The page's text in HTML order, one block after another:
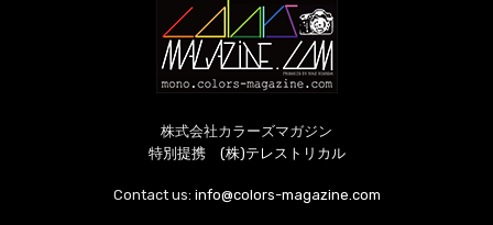
株式会社カラーズマガジン
特別提携 (株)テレストリカル
Contact us: info@colors-magazine.com